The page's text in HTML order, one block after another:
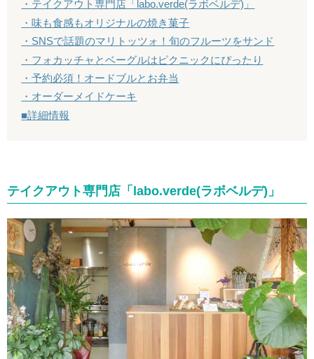
・テイクアウト専門店「labo.verde(ラボベルデ)」
・味も食感もオリジナルの焼き菓子
・SNSで話題のマリトッツォ！旬のフルーツをサンド
・フォカッチャとベーグルはピクニックにぴったり
・予約必須！オードブルとお弁当
・オーダーメイドケーキ
■詳細情報
テイクアウト専門店「labo.verde(ラボベルデ)」